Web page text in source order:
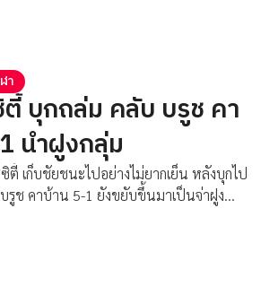
า
ม คลับ บรูช คา
นำฝูงกลุ่ม
ตี้ เก็บชัยชนะไปอย่างไม่ยากเย็น หลังบุกไป
รูช คาบ้าน 5-1 ยังขยับขึ้นมาเป็นจ่าฝูง